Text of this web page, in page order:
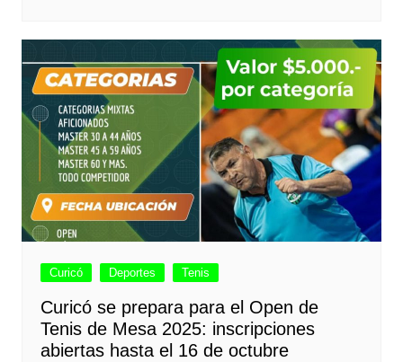
Curicó Deportes Tenis
Curicó se prepara para el Open de
Tenis de Mesa 2025: inscripciones
abiertas hasta el 16 de octubre